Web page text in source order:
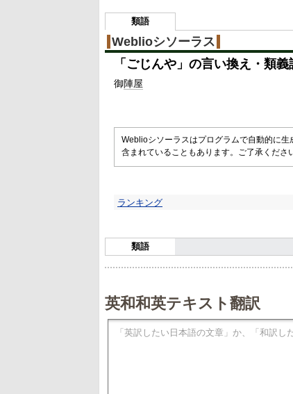
類語
Weblioシソーラス
「 ごじんや 」の言い換え・類義
御陣屋
Weblioシソーラスはプログラムで自動的に
含まれていることもあります。ご了承くださ
ランキング
類語
英和和英テキスト翻訳